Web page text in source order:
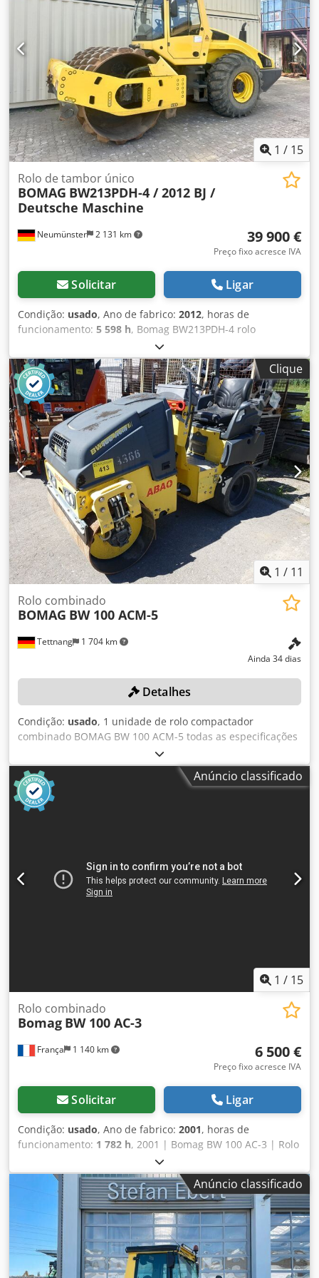
nossas máquinas são totalmente revisadas e verificadas
quanto à fiabilidade. Precisa de fotos? Basta nos contactar
e as enviaremos prontamente. Estamos disponíveis para o
ajudar em neerlandês, inglês, francês, alemão, espanhol e
russo. Descubra a nossa ampla gama de máquinas fiáveis.
1 / 15
Neumünster 2 131 km
Rolo de tambor único
BOMAG BW213PDH-4 / 2012 BJ /
Deutsche Maschine
39 900 €
Preço fixo acresce IVA
Solicitar Ligar
Condição: usado, Ano de fabrico: 2012, horas de
funcionamento: 5 598 h, Bomag BW213PDH-4 rolo
compactador do ano 2012 com apenas 5.598 horas de
funcionamento! ----* Fabricante: Bomag * Modelo:
BW213PDH-4 * Ano de fabrico: 2012 * Horas de trabalho
registadas: aprox. 5.598 * Peso operacional: 13.100 KG
Chjdjyt Uirjpfx Anqoa * Ar condicionado * Máquina alemã
* 119 KW * Motor Deutz Diesel * Mais fotos e vídeo
disponíveis mediante pedido * Preço: 39.900 Euros, líquido
+ 19% IVA ----Para mais informações, por favor ligue: For
more question please call: Erik Kortum: WhatsApp Kai
Kortum: WhatsApp Todas as informações fornecidas sem
garantia, sujeito a erros e venda antecipada.
Clique
1 / 11
Tettnang 1 704 km
Rolo combinado
BOMAG BW 100 ACM-5
Ainda 34 dias
Detalhes
Condição: usado, 1 unidade de rolo compactador
combinado BOMAG BW 100 ACM-5 todas as especificações
técnicas do item em leilão podem ser encontradas em
"Documentos" como um ficheiro PDF para download! Cor:
conforme a imagem, de acordo com as fotografias e a
inspeção Chjdpjzqaycofx Anqea Estado: usado
Anúncio classificado
1 / 15
França 1 140 km
Rolo combinado
Bomag BW 100 AC-3
6 500 €
Preço fixo acresce IVA
Solicitar Ligar
Condição: usado, Ano de fabrico: 2001, horas de
funcionamento: 1 782 h, 2001 | Bomag BW 100 AC-3 | Rolo
Compactador Combinado Usado | 1782 horas 📍
Localização: França 🚛 Entrega disponível ao seu destino –
Utilize nossa calculadora de frete para estimar os custos
de transporte! 💰 Compre agora por EUR 6.500 ou faça uma
oferta. Pagamento na entrega disponível com uma taxa
acessível (sujeito à aprovação)* 👷‍♂️ Inspecionado por um
especialista independente 41 pontos de inspeção, 36
aprovados ✅ 5 com observações ℹ️ 0 falhas críticas ⚠️ 📌
Anúncio classificado